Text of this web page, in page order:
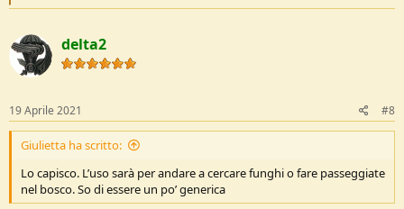
c
t
i
o
s
:
delta2
19 Aprile 2021 #8
Giulietta ha scritto:
Lo capisco. L’uso sarà per andare a cercare funghi o fare passeggiate
nel bosco. So di essere un po’ generica